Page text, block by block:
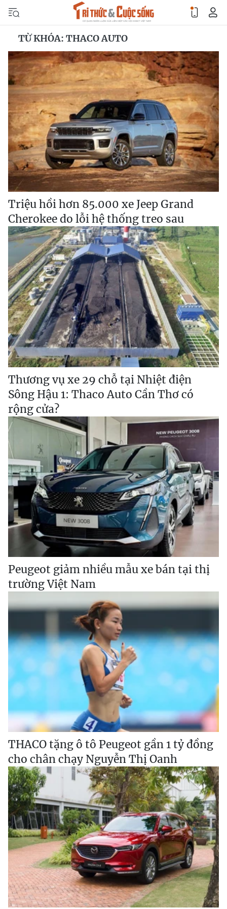
TỪ KHÓA: THACO AUTO
Triệu hồi hơn 85.000 xe Jeep Grand
Cherokee do lỗi hệ thống treo sau
Thương vụ xe 29 chỗ tại Nhiệt điện
Sông Hậu 1: Thaco Auto Cần Thơ có
rộng cửa?
Peugeot giảm nhiều mẫu xe bán tại thị
trường Việt Nam
THACO tặng ô tô Peugeot gần 1 tỷ đồng
cho chân chạy Nguyễn Thị Oanh